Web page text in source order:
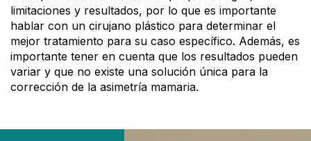
limitaciones y resultados, por lo que es importante
hablar con un cirujano plástico para determinar el
mejor tratamiento para su caso específico. Además, es
importante tener en cuenta que los resultados pueden
variar y que no existe una solución única para la
corrección de la asimetría mamaria.